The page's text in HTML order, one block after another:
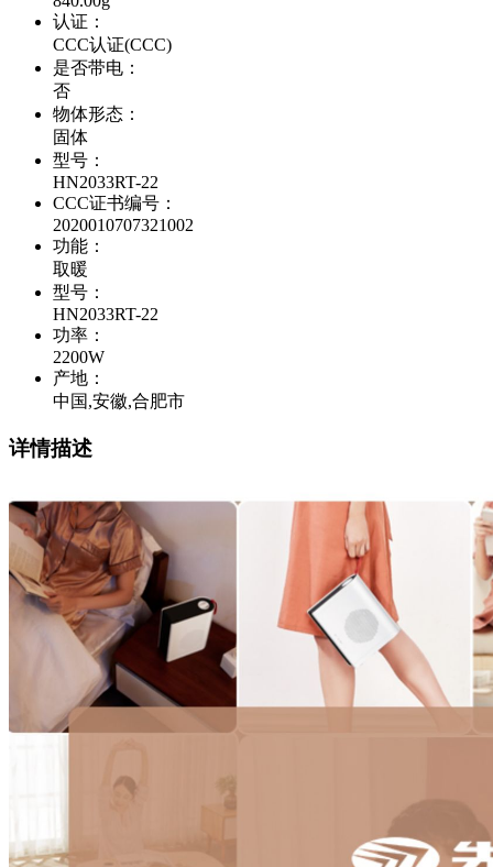
认证 ：
CCC认证(CCC)
是否带电 ：
否
物体形态 ：
固体
型号 ：
HN2033RT-22
CCC证书编号 ：
2020010707321002
功能 ：
取暖
型号 ：
HN2033RT-22
功率 ：
2200W
产地 ：
中国,安徽,合肥市
详情描述